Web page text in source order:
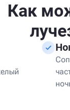
Как